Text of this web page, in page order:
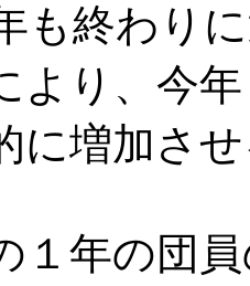
も終わり
より、今
に増加さ
１年の団